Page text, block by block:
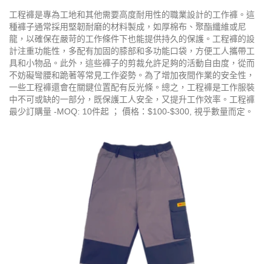
工程褲是專為工地和其他需要高度耐用性的職業設計的工作褲。這
種褲子通常採用堅韌耐磨的材料製成，如厚棉布、聚酯纖維或尼
龍，以確保在嚴苛的工作條件下也能提供持久的保護。工程褲的設
計注重功能性，多配有加固的膝部和多功能口袋，方便工人攜帶工
具和小物品。此外，這些褲子的剪裁允許足夠的活動自由度，從而
不妨礙彎腰和跪著等常見工作姿勢。為了增加夜間作業的安全性，
一些工程褲還會在關鍵位置配有反光條。總之，工程褲是工作服裝
中不可或缺的一部分，既保護工人安全，又提升工作效率。工程褲
最少訂購量 -MOQ: 10件起 ； 價格：$100-$300, 視乎數量而定。